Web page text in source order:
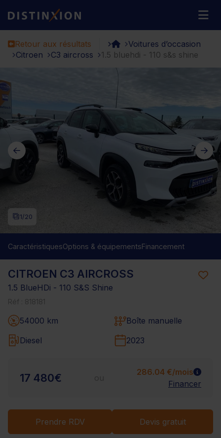
Distinxion
Retour aux résultats
Voitures d’occasion
Citroen
C3 aircross 1.5 bluehdi - 110 s&s shine
CITROEN C3 AIRCROSS
1.5 BlueHDi - 110 S&S Shine
54000 km
Boîte manuelle
Diesel
2023
17 480€
286.04 €/mois
Financer
Prendre RDV Devis gratuit
1/20
CaractéristiquesOptions & équipementsFinancement